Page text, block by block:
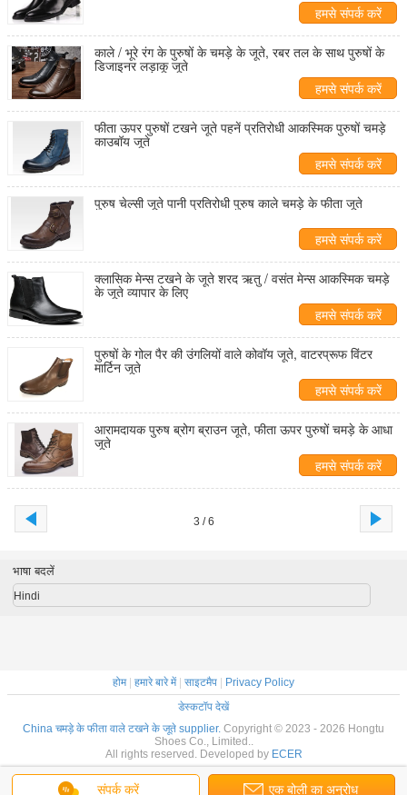
हमसे संपर्क करें
काले / भूरे रंग के पुरुषों के चमड़े के जूते, रबर तल के साथ पुरुषों के
डिजाइनर लड़ाकू जूते
हमसे संपर्क करें
फीता ऊपर पुरुषों टखने जूते पहनें प्रतिरोधी आकस्मिक पुरुषों चमड़े
काउबॉय जूते
हमसे संपर्क करें
पुरुष चेल्सी जूते पानी प्रतिरोधी पुरुष काले चमड़े के फीता जूते
हमसे संपर्क करें
क्लासिक मेन्स टखने के जूते शरद ऋतु / वसंत मेन्स आकस्मिक चमड़े
के जूते व्यापार के लिए
हमसे संपर्क करें
पुरुषों के गोल पैर की उंगलियों वाले कोवॉय जूते, वाटरप्रूफ विंटर
मार्टिन जूते
हमसे संपर्क करें
आरामदायक पुरुष ब्रोग ब्राउन जूते, फीता ऊपर पुरुषों चमड़े के आधा
जूते
हमसे संपर्क करें
3 / 6
संपर्क करें एक बोली का अनुरोध
भाषा बदलें
Hindi
होम| हमारे बारे में| साइटमैप
Privacy Policy
डेस्कटॉप देखें
China चमड़े के फीता वाले टखने के जूते supplier. Copyright © 2023 - 2026 Hongtu
Shoes Co., Limited..
All rights reserved. Developed by ECER